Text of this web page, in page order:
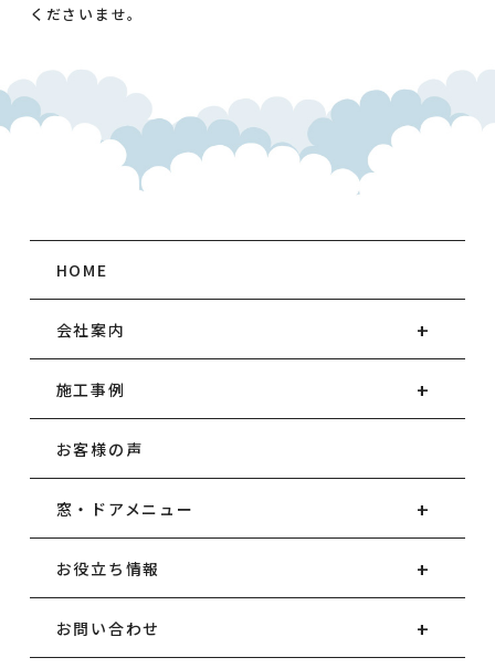
くださいませ。
HOME
会社案内
施工事例
お客様の声
窓・ドアメニュー
お役立ち情報
お問い合わせ